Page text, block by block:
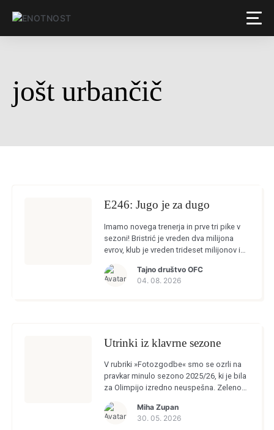
jošt urbančič
E246: Jugo je za dugo
Imamo novega trenerja in prve tri pike v
sezoni! Bristrić je vreden dva milijona
evrov, klub je vreden trideset milijonov in
Olimpija ni bila dobra, a […]
Tajno društvo OFC
04. 08. 2026
Utrinki iz klavrne sezone
V rubriki »Fotozgodbe« smo se ozrli na
pravkar minulo sezono 2025/26, ki je bila
za Olimpijo izredno neuspešna. Zeleno-
tekmovanjih, ki so se jih […]
Miha Zupan
30. 05. 2026